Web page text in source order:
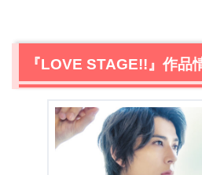
『LOVE STAGE!!』作品